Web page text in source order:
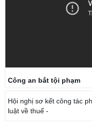
Công an bắt tội phạm
Hội nghị sơ kết công tác
luật về thuế -